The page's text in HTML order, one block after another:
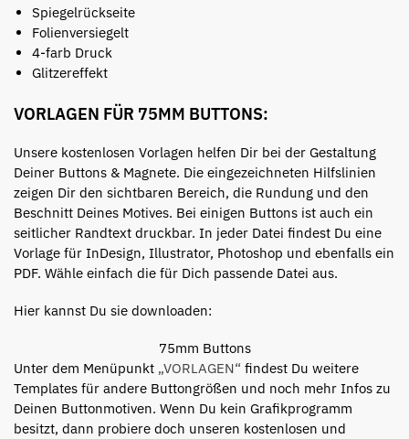
Spiegelrückseite
Folienversiegelt
4-farb Druck
Glitzereffekt
VORLAGEN FÜR 75MM BUTTONS:
Unsere kostenlosen Vorlagen helfen Dir bei der Gestaltung
Deiner Buttons & Magnete. Die eingezeichneten Hilfslinien
zeigen Dir den sichtbaren Bereich, die Rundung und den
Beschnitt Deines Motives. Bei einigen Buttons ist auch ein
seitlicher Randtext druckbar. In jeder Datei findest Du eine
Vorlage für InDesign, Illustrator, Photoshop und ebenfalls ein
PDF. Wähle einfach die für Dich passende Datei aus.
Hier kannst Du sie downloaden:
75mm Buttons
Unter dem Menüpunkt „VORLAGEN“ findest Du weitere
Templates für andere Buttongrößen und noch mehr Infos zu
Deinen Buttonmotiven. Wenn Du kein Grafikprogramm
besitzt, dann probiere doch unseren kostenlosen und